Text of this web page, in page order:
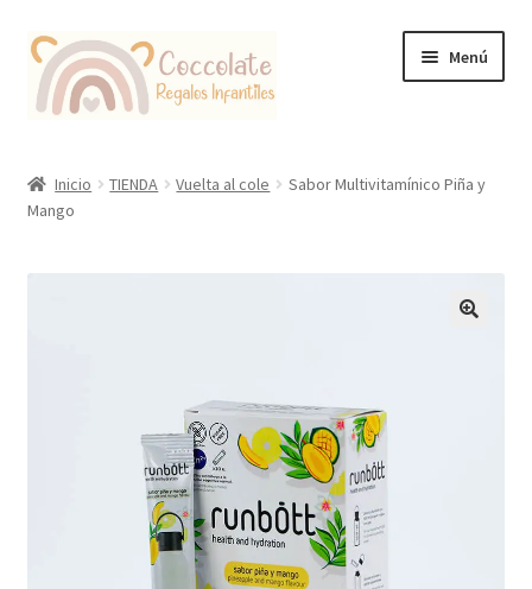
Ir
la
Ir
contenido
Menú
Coccolate Puericultura y Juguetería Educativa
Inicio TIENDA Vuelta al cole
Sabor Multivitamínico Piña y
Mango